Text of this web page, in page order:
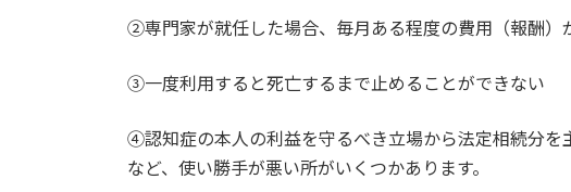
②専門家が就任した場合、毎月ある程度の費用（報酬）
③一度利用すると死亡するまで止めることができない
④認知症の本人の利益を守るべき立場から法定相続分を
など、使い勝手が悪い所がいくつかあります。